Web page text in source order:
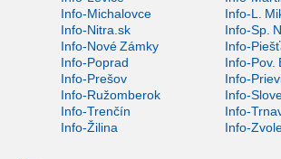
Info-Michalovce
Info-L.
Info-Nitra.sk
Info-Sp.
Info-Nové Zámky
Info-
Info-Poprad
Info-Pov.
Info-Prešov
Info-
Info-Ružomberok
Info-
Info-Trenčín
Info-
Info-Žilina
Info-